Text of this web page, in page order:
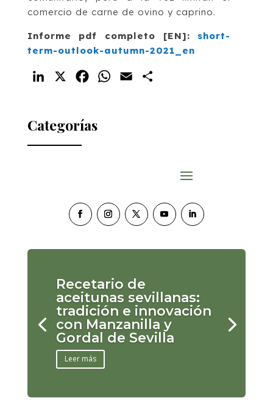
comercio de carne de ovino y caprino.
Informe pdf completo [EN]:
short-
term-outlook-autumn-2021_en
LinkedIn FacebookWhatsApp
Email
Categorías
Recetario de
aceitunas sevillanas:
tradición e innovación
con Manzanilla y
Gordal de Sevilla
Leer más